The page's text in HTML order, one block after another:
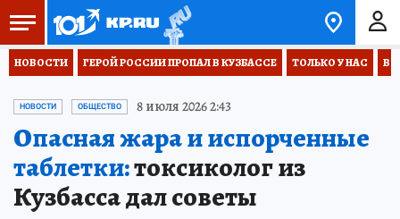
НОВОСТИ ГЕРОЙ РОССИИ ПРОПАЛ В КУЗБАССЕ ТОЛЬКО У НАС
НОВОСТИ ОБЩЕСТВО 8 июля 2026 2:43
Опасная жара и испорченные
таблетки:токсиколог из
Кузбасса дал советы